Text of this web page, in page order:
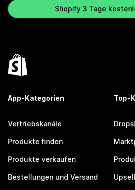
Shopify 3 Tage
App-Kategorien
Vertriebskanäle
Produkte finden
Produkte verkaufen
Bestellungen und Versand
Top-